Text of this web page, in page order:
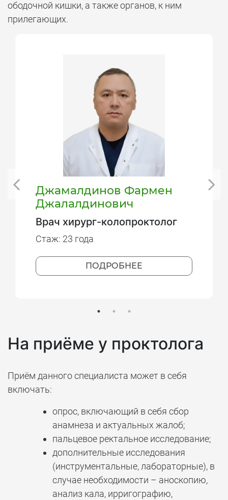
ободочной кишки, а также органов, к ним
прилегающих.
Джамалдинов Фармен
Джалалдинович
Врач хирург-колопроктолог
Стаж: 23 года
ПОДРОБНЕЕ
На приёме у проктолога
Приём данного специалиста может в себя
включать:
опрос, включающий в себя сбор
анамнеза и актуальных жалоб;
пальцевое ректальное исследование;
дополнительные исследования
(инструментальные, лабораторные), в
случае необходимости – аноскопию,
анализ кала, ирригографию,